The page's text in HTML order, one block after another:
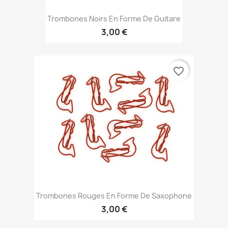
Trombones Noirs En Forme De Guitare
3,00 €
Trombones Rouges En Forme De Saxophone
3,00 €
favorite_border